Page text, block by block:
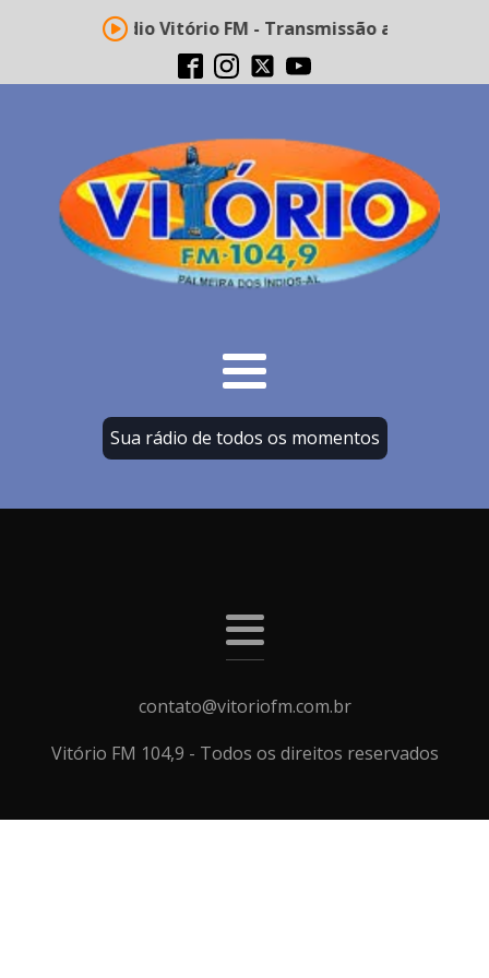
Rádio Vitório FM - Transmissão ao vivo
Sua rádio de todos os momentos
contato@vitoriofm.com.br
Vitório FM 104,9 - Todos os direitos reservados